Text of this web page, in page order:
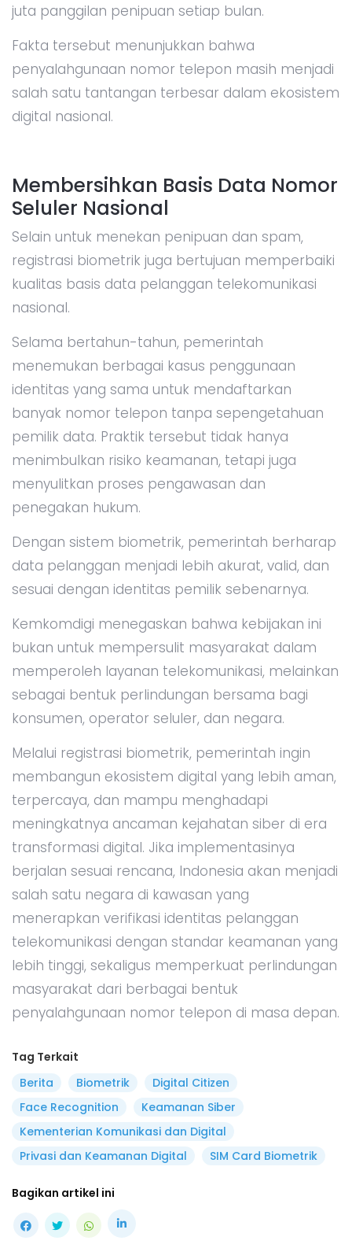
juta panggilan penipuan setiap bulan.
Fakta tersebut menunjukkan bahwa
penyalahgunaan nomor telepon masih menjadi
salah satu tantangan terbesar dalam ekosistem
digital nasional.
Membersihkan Basis Data Nomor
Seluler Nasional
Selain untuk menekan penipuan dan spam,
registrasi biometrik juga bertujuan memperbaiki
kualitas basis data pelanggan telekomunikasi
nasional.
Selama bertahun-tahun, pemerintah
menemukan berbagai kasus penggunaan
identitas yang sama untuk mendaftarkan
banyak nomor telepon tanpa sepengetahuan
pemilik data. Praktik tersebut tidak hanya
menimbulkan risiko keamanan, tetapi juga
menyulitkan proses pengawasan dan
penegakan hukum.
Dengan sistem biometrik, pemerintah berharap
data pelanggan menjadi lebih akurat, valid, dan
sesuai dengan identitas pemilik sebenarnya.
Kemkomdigi menegaskan bahwa kebijakan ini
bukan untuk mempersulit masyarakat dalam
memperoleh layanan telekomunikasi, melainkan
sebagai bentuk perlindungan bersama bagi
konsumen, operator seluler, dan negara.
Melalui registrasi biometrik, pemerintah ingin
membangun ekosistem digital yang lebih aman,
terpercaya, dan mampu menghadapi
meningkatnya ancaman kejahatan siber di era
transformasi digital. Jika implementasinya
berjalan sesuai rencana, Indonesia akan menjadi
salah satu negara di kawasan yang
menerapkan verifikasi identitas pelanggan
telekomunikasi dengan standar keamanan yang
lebih tinggi, sekaligus memperkuat perlindungan
masyarakat dari berbagai bentuk
penyalahgunaan nomor telepon di masa depan.
Tag Terkait
Berita
Biometrik
Digital Citizen
Face Recognition
Keamanan Siber
Kementerian Komunikasi dan Digital
Privasi dan Keamanan Digital
SIM Card Biometrik
Bagikan artikel ini